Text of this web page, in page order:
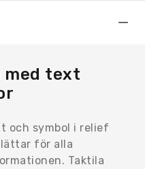
text
och symbol i relief
för alla
Taktila